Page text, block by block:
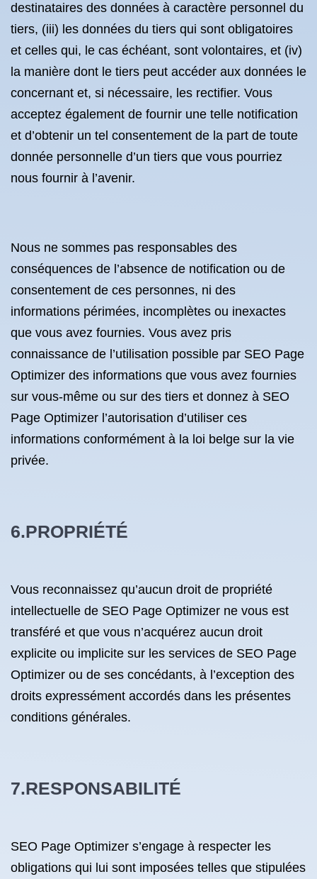
destinataires des données à caractère personnel du
tiers, (iii) les données du tiers qui sont obligatoires
et celles qui, le cas échéant, sont volontaires, et (iv)
la manière dont le tiers peut accéder aux données le
concernant et, si nécessaire, les rectifier. Vous
acceptez également de fournir une telle notification
et d’obtenir un tel consentement de la part de toute
donnée personnelle d’un tiers que vous pourriez
nous fournir à l’avenir.
Nous ne sommes pas responsables des
conséquences de l’absence de notification ou de
consentement de ces personnes, ni des
informations périmées, incomplètes ou inexactes
que vous avez fournies. Vous avez pris
connaissance de l’utilisation possible par SEO Page
Optimizer des informations que vous avez fournies
sur vous-même ou sur des tiers et donnez à SEO
Page Optimizer l’autorisation d’utiliser ces
informations conformément à la loi belge sur la vie
privée.
6.PROPRIÉTÉ
Vous reconnaissez qu’aucun droit de propriété
intellectuelle de SEO Page Optimizer ne vous est
transféré et que vous n’acquérez aucun droit
explicite ou implicite sur les services de SEO Page
Optimizer ou de ses concédants, à l’exception des
droits expressément accordés dans les présentes
conditions générales.
7.RESPONSABILITÉ
SEO Page Optimizer s’engage à respecter les
obligations qui lui sont imposées telles que stipulées